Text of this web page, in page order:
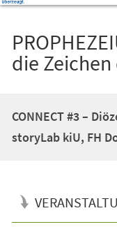
die Zeichen
CONNECT #3 –
storyLab kiU, FH